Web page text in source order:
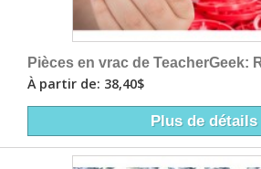
Pièces en vrac de TeacherGeek:
À partir de: 38,40$
Plus de détails